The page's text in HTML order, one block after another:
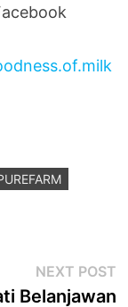
NEXT POST
Belanjawan